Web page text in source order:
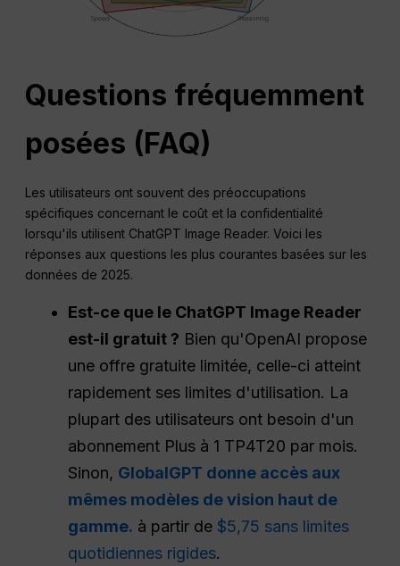
Questions fréquemment
posées (FAQ)
Les utilisateurs ont souvent des préoccupations
spécifiques concernant le coût et la confidentialité
lorsqu'ils utilisent ChatGPT Image Reader. Voici les
réponses aux questions les plus courantes basées sur les
données de 2025.
Est-ce que le ChatGPT Image Reader
est-il gratuit ? Bien qu'OpenAI propose
une offre gratuite limitée, celle-ci atteint
rapidement ses limites d'utilisation. La
plupart des utilisateurs ont besoin d'un
abonnement Plus à 1 TP4T20 par mois.
Sinon, GlobalGPT donne accès aux
mêmes modèles de vision haut de
gamme. à partir de $5,75 sans limites
quotidiennes rigides.